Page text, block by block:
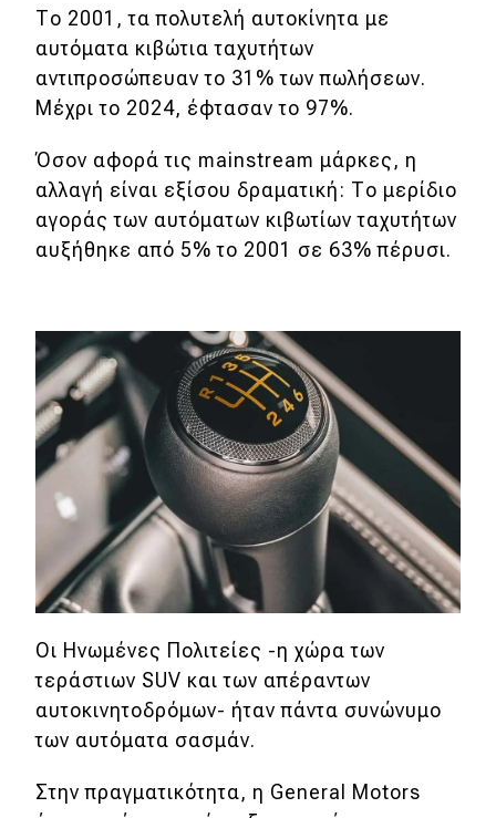
Συμβουλές
Χρηστικά
Συμβουλές
ΚΤΕΟ
Οδική βοήθεια
eDRIVE
DRIVE USED
Το 2001, τα πολυτελή αυτοκίνητα με
αυτόματα κιβώτια ταχυτήτων
αντιπροσώπευαν το 31% των πωλήσεων.
Μέχρι το 2024, έφτασαν το 97%.
Όσον αφορά τις mainstream μάρκες, η
αλλαγή είναι εξίσου δραματική: Το μερίδιο
αγοράς των αυτόματων κιβωτίων ταχυτήτων
αυξήθηκε από 5% το 2001 σε 63% πέρυσι.
Οι Ηνωμένες Πολιτείες -η χώρα των
τεράστιων SUV και των απέραντων
αυτοκινητοδρόμων- ήταν πάντα συνώνυμο
των αυτόματα σασμάν.
Στην πραγματικότητα, η General Motors